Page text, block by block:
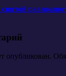
опубликован.